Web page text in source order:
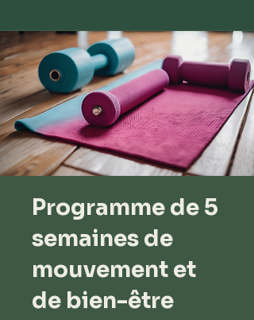
Programme de 5
semaines de
mouvement et
de bien-être